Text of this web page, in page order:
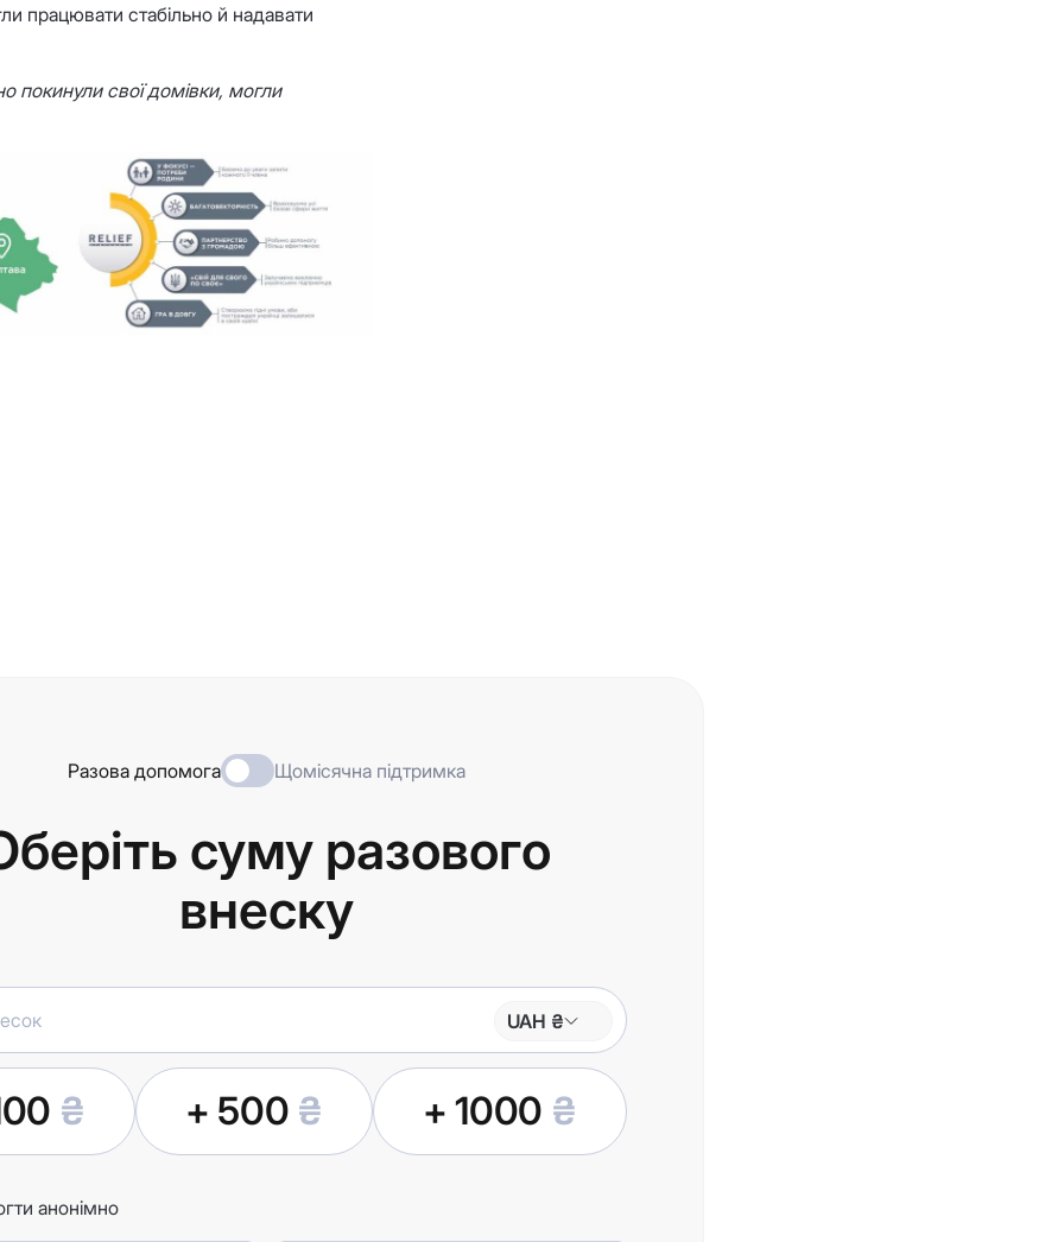
працювати стабільно й надавати
покинули свої домівки, могли
Разова допомога Щомісячна підтримка
суму разового
внеску
UAH ₴
₴ + 500 ₴ + 1000 ₴
анонімно